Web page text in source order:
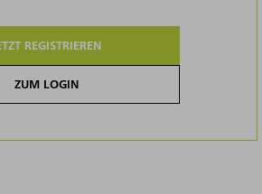
REGISTRIEREN
ZUM LOGIN